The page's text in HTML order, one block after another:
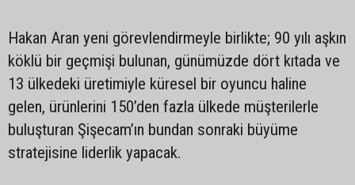
Hakan Aran yeni görevlendirmeyle birlikte; 90 yılı aşkın
köklü bir geçmişi bulunan, günümüzde dört kıtada ve
13 ülkedeki üretimiyle küresel bir oyuncu haline
gelen, ürünlerini 150’den fazla ülkede müşterilerle
buluşturan Şişecam’ın bundan sonraki büyüme
stratejisine liderlik yapacak.